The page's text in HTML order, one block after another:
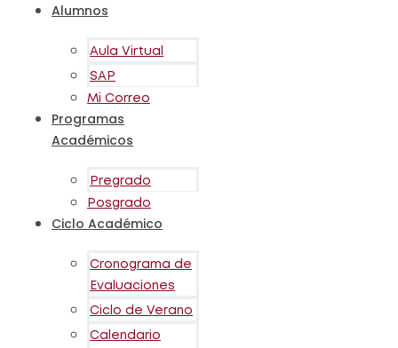
Alumnos
Aula Virtual
SAP
Mi Correo
Programas
Académicos
Pregrado
Posgrado
Ciclo Académico
Cronograma de
Evaluaciones
Ciclo de Verano
Calendario